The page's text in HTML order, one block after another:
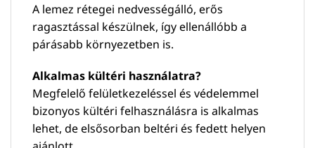
A lemez rétegei nedvességálló, erős
ragasztással készülnek, így ellenállóbb a
párásabb környezetben is.
Alkalmas kültéri használatra?
Megfelelő felületkezeléssel és védelemmel
bizonyos kültéri felhasználásra is alkalmas
lehet, de elsősorban beltéri és fedett helyen